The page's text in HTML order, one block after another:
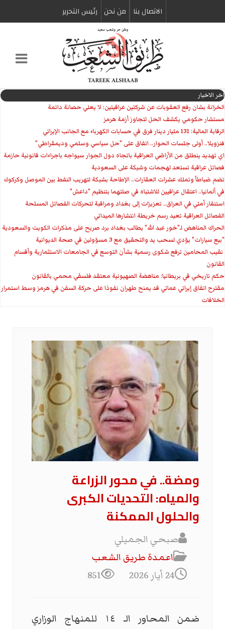
الاتصال بنا من نحن رئیس التحریر
اخر الاخبار
الخزانة بشان رفع العقوبات عن شركتين عراقيتين: لا يعني حصانة دائمة
مستشار حكومي يكشف الحل لتجاوز أزمة هرمز
الرقابة المالية: 131 مليار دينار فرق في حسابات الكهرباء مع الجانب الإيراني
فنزويلا.. أولى جلسات الحوار.. اتفاق على "حل سياسي وسلمي وديمقراطي"
اي تهديد ينطلق من الأراضي العراقية باتجاه دول الجوار سيواجه باجراءات قانونية حازمة
فصائل عراقية تستعد لهجمات وشيكة على السعودية
تضم ضباطاً وتملك عشرات العقارات.. الإطاحة بشبكة لتهريب النفط بين الموصل وكركوك
في ألمانيا.. اعتقال عراقيين للاشتباه في صلتهما بتنظيم "داعش"
استنفار أمني في العراق.. تعزيزات إلى بغداد ومراقبة لتحركات الفصائل المسلحة
الفصائل العراقية تعيد رسم خريطة انتشارها الميداني
الحراك المناهض لـ"خور عبد الله" يطالب بغداد برد صريح على مذكرات الكويت والسعودية
"بيع سيارات" يؤدي لسحب يد والتحقيق مع 3 مسؤولين في صحة الديوانية
‏ نقيب المحامين ترفع شكوى رسمية بشأن التوسع في الجامعات الاستثمارية وأقسام
القانون
حكم تاريخي في بريطانيا: مناهضة الصهيونية معتقد فلسفي محمي بالقانون
مقترح اتفاق إيراني عماني قد يمنح طهران نفوذا على حركة السفن في هرمز وسط استمرار
الخلافات
ومضة.. في محور الزراعة
والمياه: التحديات الكبرى
والحلول الممكنة
صبحي الجميلي
اعمدة طريق الشعب
24 أيار 2026
851
ضمن المحاور الـ ١٤ للمنهاج الوزاري